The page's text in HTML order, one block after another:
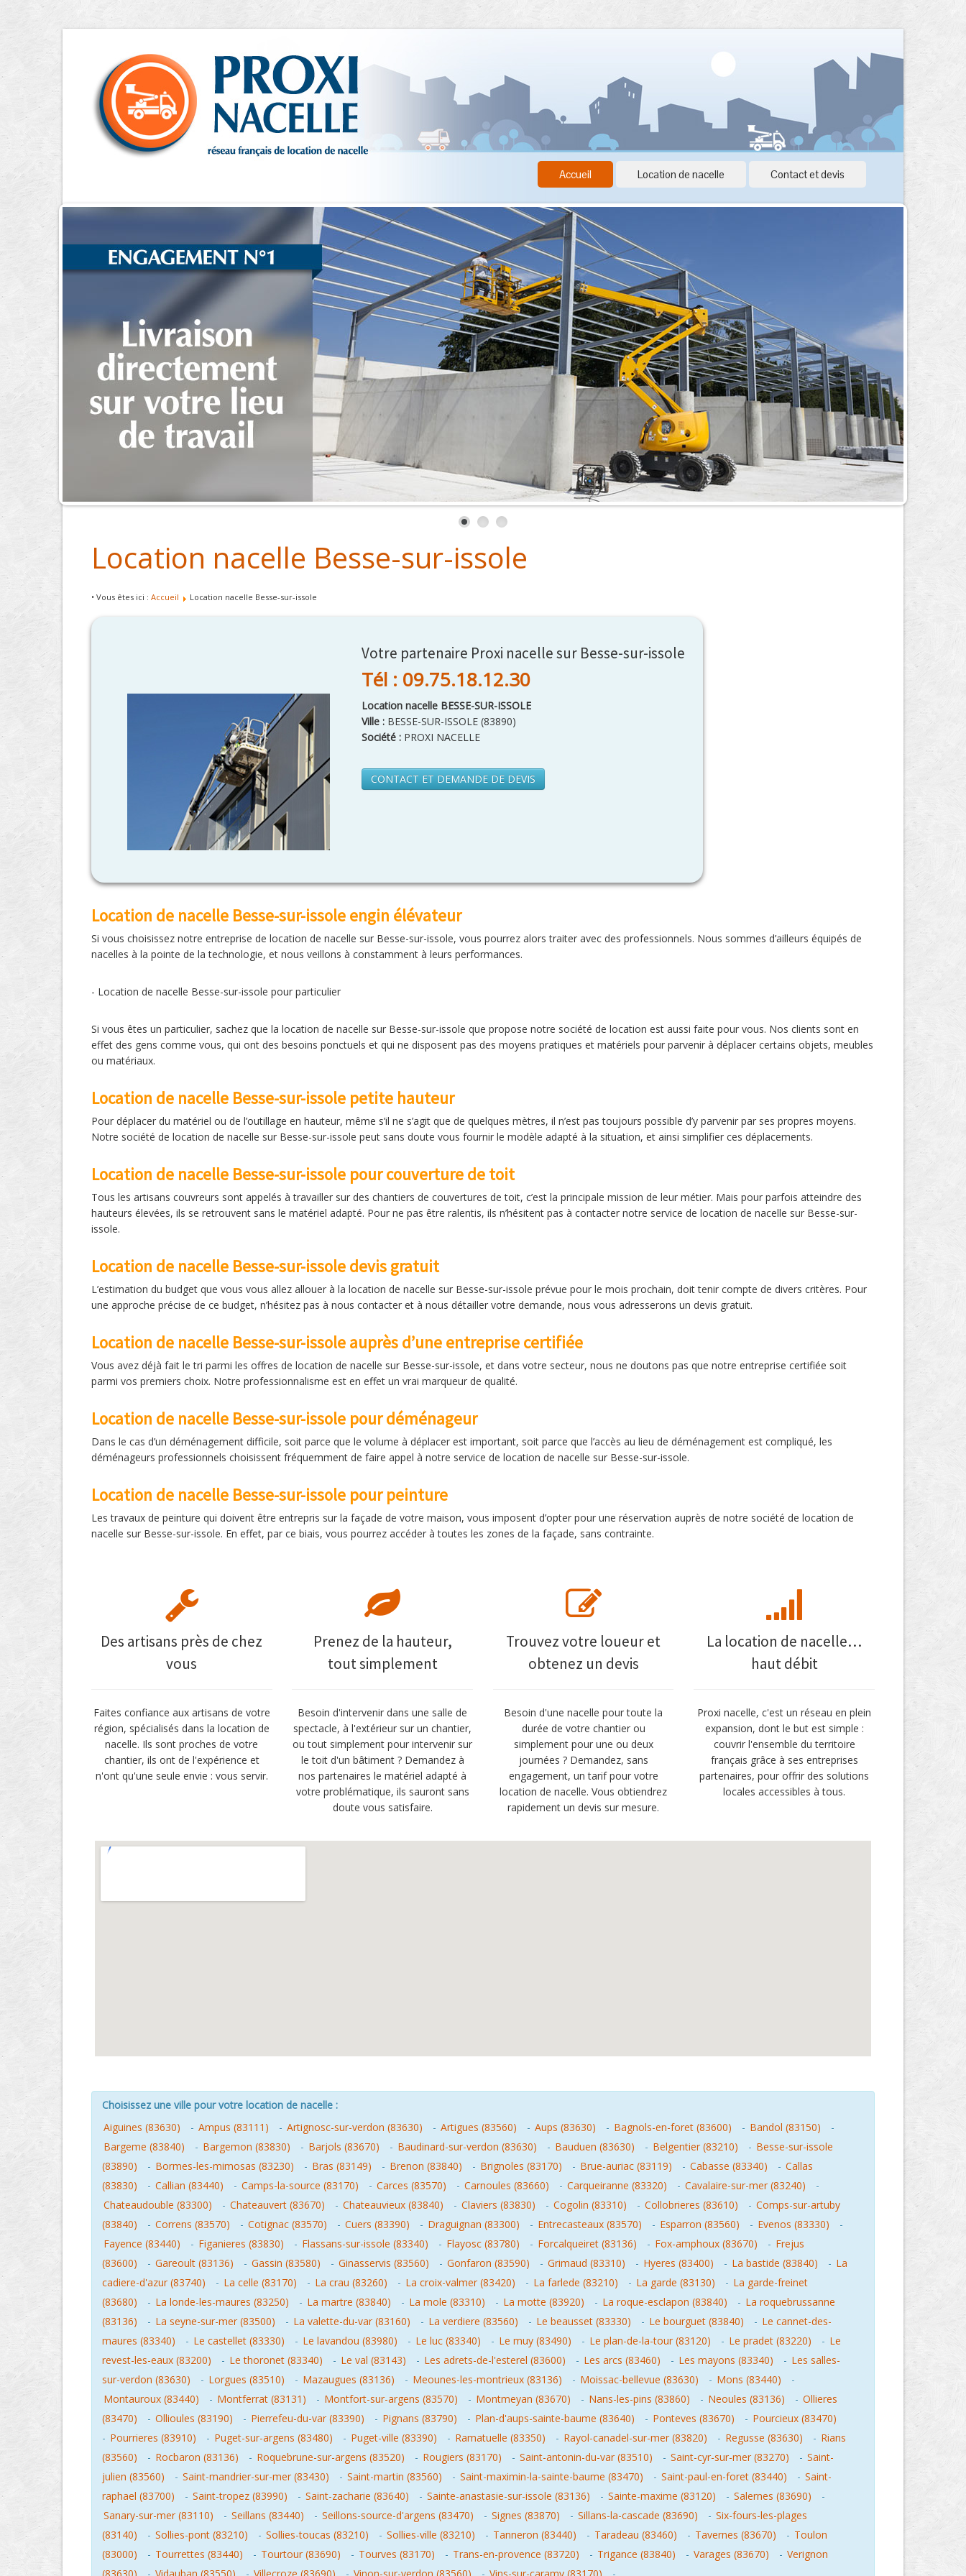
Accueil Location de nacelle Contact et devis
Location nacelle Besse-sur-issole
• Vous êtes ici : Accueil Location nacelle Besse-sur-issole
Votre partenaire Proxi nacelle sur Besse-sur-issole
Tél : 09.75.18.12.30
Location nacelle BESSE-SUR-ISSOLE
Ville : BESSE-SUR-ISSOLE (83890)
Société : PROXI NACELLE
CONTACT ET DEMANDE DE DEVIS
Location de nacelle Besse-sur-issole engin élévateur
Si vous choisissez notre entreprise de location de nacelle sur Besse-sur-issole, vous pourrez alors traiter avec des professionnels. Nous sommes d’ailleurs équipés de
nacelles à la pointe de la technologie, et nous veillons à constamment à leurs performances.
- Location de nacelle Besse-sur-issole pour particulier
Si vous êtes un particulier, sachez que la location de nacelle sur Besse-sur-issole que propose notre société de location est aussi faite pour vous. Nos clients sont en
effet des gens comme vous, qui ont des besoins ponctuels et qui ne disposent pas des moyens pratiques et matériels pour parvenir à déplacer certains objets, meubles
ou matériaux.
Location de nacelle Besse-sur-issole petite hauteur
Pour déplacer du matériel ou de l’outillage en hauteur, même s’il ne s’agit que de quelques mètres, il n’est pas toujours possible d’y parvenir par ses propres moyens.
Notre société de location de nacelle sur Besse-sur-issole peut sans doute vous fournir le modèle adapté à la situation, et ainsi simplifier ces déplacements.
Location de nacelle Besse-sur-issole pour couverture de toit
Tous les artisans couvreurs sont appelés à travailler sur des chantiers de couvertures de toit, c’est la principale mission de leur métier. Mais pour parfois atteindre des
hauteurs élevées, ils se retrouvent sans le matériel adapté. Pour ne pas être ralentis, ils n’hésitent pas à contacter notre service de location de nacelle sur Besse-sur-
issole.
Location de nacelle Besse-sur-issole devis gratuit
L’estimation du budget que vous vous allez allouer à la location de nacelle sur Besse-sur-issole prévue pour le mois prochain, doit tenir compte de divers critères. Pour
une approche précise de ce budget, n’hésitez pas à nous contacter et à nous détailler votre demande, nous vous adresserons un devis gratuit.
Location de nacelle Besse-sur-issole auprès d’une entreprise certifiée
Vous avez déjà fait le tri parmi les offres de location de nacelle sur Besse-sur-issole, et dans votre secteur, nous ne doutons pas que notre entreprise certifiée soit
parmi vos premiers choix. Notre professionnalisme est en effet un vrai marqueur de qualité.
Location de nacelle Besse-sur-issole pour déménageur
Dans le cas d’un déménagement difficile, soit parce que le volume à déplacer est important, soit parce que l’accès au lieu de déménagement est compliqué, les
déménageurs professionnels choisissent fréquemment de faire appel à notre service de location de nacelle sur Besse-sur-issole.
Location de nacelle Besse-sur-issole pour peinture
Les travaux de peinture qui doivent être entrepris sur la façade de votre maison, vous imposent d’opter pour une réservation auprès de notre société de location de
nacelle sur Besse-sur-issole. En effet, par ce biais, vous pourrez accéder à toutes les zones de la façade, sans contrainte.
Des artisans près de chez
vous
Faites confiance aux artisans de votre
région, spécialisés dans la location de
nacelle. Ils sont proches de votre
chantier, ils ont de l'expérience et
n'ont qu'une seule envie : vous servir.
Prenez de la hauteur,
tout simplement
Besoin d'intervenir dans une salle de
spectacle, à l'extérieur sur un chantier,
ou tout simplement pour intervenir sur
le toit d'un bâtiment ? Demandez à
nos partenaires le matériel adapté à
votre problématique, ils sauront sans
doute vous satisfaire.
Trouvez votre loueur et
obtenez un devis
Besoin d'une nacelle pour toute la
durée de votre chantier ou
simplement pour une ou deux
journées ? Demandez, sans
engagement, un tarif pour votre
location de nacelle. Vous obtiendrez
rapidement un devis sur mesure.
La location de nacelle…
haut débit
Proxi nacelle, c'est un réseau en plein
expansion, dont le but est simple :
couvrir l'ensemble du territoire
français grâce à ses entreprises
partenaires, pour offrir des solutions
locales accessibles à tous.
Choisissez une ville pour votre location de nacelle :
Aiguines (83630)
- Ampus (83111) - Artignosc-sur-verdon (83630) - Artigues (83560) - Aups (83630) - Bagnols-en-foret (83600) - Bandol (83150)
-
Bargeme (83840)
- Bargemon (83830) - Barjols (83670) - Baudinard-sur-verdon (83630) - Bauduen (83630) - Belgentier (83210) - Besse-sur-issole
(83890)
- Bormes-les-mimosas (83230) - Bras (83149) - Brenon (83840) - Brignoles (83170) - Brue-auriac (83119) - Cabasse (83340) - Callas
(83830)
- Callian (83440) - Camps-la-source (83170) - Carces (83570) - Carnoules (83660) - Carqueiranne (83320) - Cavalaire-sur-mer (83240)
-
Chateaudouble (83300)
- Chateauvert (83670) - Chateauvieux (83840) - Claviers (83830) - Cogolin (83310) - Collobrieres (83610) - Comps-sur-artuby
(83840)
- Correns (83570) - Cotignac (83570) - Cuers (83390) - Draguignan (83300) - Entrecasteaux (83570) - Esparron (83560) - Evenos (83330)
-
Fayence (83440)
- Figanieres (83830) - Flassans-sur-issole (83340) - Flayosc (83780) - Forcalqueiret (83136) - Fox-amphoux (83670) - Frejus
(83600)
- Gareoult (83136) - Gassin (83580) - Ginasservis (83560) - Gonfaron (83590) - Grimaud (83310) - Hyeres (83400) - La bastide (83840) - La
cadiere-d'azur (83740)
- La celle (83170) - La crau (83260) - La croix-valmer (83420) - La farlede (83210) - La garde (83130) - La garde-freinet
(83680)
- La londe-les-maures (83250) - La martre (83840) - La mole (83310) - La motte (83920) - La roque-esclapon (83840) - La roquebrussanne
(83136)
- La seyne-sur-mer (83500) - La valette-du-var (83160) - La verdiere (83560) - Le beausset (83330) - Le bourguet (83840) - Le cannet-des-
maures (83340)
- Le castellet (83330) - Le lavandou (83980) - Le luc (83340) - Le muy (83490) - Le plan-de-la-tour (83120) - Le pradet (83220) - Le
revest-les-eaux (83200)
- Le thoronet (83340) - Le val (83143) - Les adrets-de-l'esterel (83600) - Les arcs (83460) - Les mayons (83340) - Les salles-
sur-verdon (83630)
- Lorgues (83510) - Mazaugues (83136) - Meounes-les-montrieux (83136) - Moissac-bellevue (83630) - Mons (83440)
-
Montauroux (83440)
- Montferrat (83131) - Montfort-sur-argens (83570) - Montmeyan (83670) - Nans-les-pins (83860) - Neoules (83136) - Ollieres
(83470)
- Ollioules (83190) - Pierrefeu-du-var (83390) - Pignans (83790) - Plan-d'aups-sainte-baume (83640) - Ponteves (83670) - Pourcieux (83470)
- Pourrieres (83910) - Puget-sur-argens (83480) - Puget-ville (83390) - Ramatuelle (83350) - Rayol-canadel-sur-mer (83820) - Regusse (83630) - Rians
(83560)
- Rocbaron (83136) - Roquebrune-sur-argens (83520) - Rougiers (83170) - Saint-antonin-du-var (83510) - Saint-cyr-sur-mer (83270) - Saint-
julien (83560)
- Saint-mandrier-sur-mer (83430) - Saint-martin (83560) - Saint-maximin-la-sainte-baume (83470) - Saint-paul-en-foret (83440) - Saint-
raphael (83700)
- Saint-tropez (83990) - Saint-zacharie (83640) - Sainte-anastasie-sur-issole (83136) - Sainte-maxime (83120) - Salernes (83690)
-
Sanary-sur-mer (83110)
- Seillans (83440) - Seillons-source-d'argens (83470) - Signes (83870) - Sillans-la-cascade (83690) - Six-fours-les-plages
(83140)
- Sollies-pont (83210) - Sollies-toucas (83210) - Sollies-ville (83210) - Tanneron (83440) - Taradeau (83460) - Tavernes (83670) - Toulon
(83000)
- Tourrettes (83440) - Tourtour (83690) - Tourves (83170) - Trans-en-provence (83720) - Trigance (83840) - Varages (83670) - Verignon